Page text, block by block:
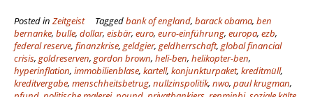
Posted in Zeitgeist Taggedbank of england, barack obama, ben
bernanke, bulle, dollar, eisbär, euro, euro-einführung, europa, ezb,
federal reserve, finanzkrise, geldgier, geldherrschaft, global financial
crisis, goldreserven, gordon brown, heli-ben, helikopter-ben,
hyperinflation, immobilienblase, kartell, konjunkturpaket, kreditmüll,
kreditvergabe, menschheitsbetrug, nullzinspolitik, nwo, paul krugman,